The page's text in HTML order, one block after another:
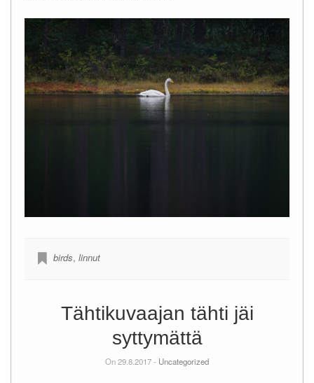
birds, linnut
Tähtikuvaajan tähti jäi
syttymättä
On 29.8.2017 - Uncategorized